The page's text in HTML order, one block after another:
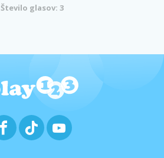
Število glasov: 3